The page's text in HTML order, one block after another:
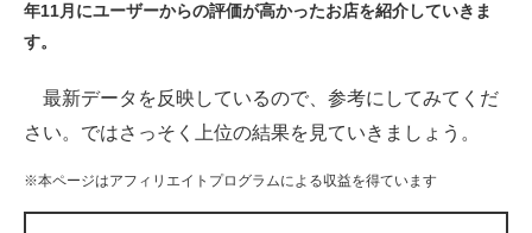
注目記事を集めた総合ページ
スマホと通信の最新トレンド
進化するPCとデバイスの未来
年11月にユーザーからの評価が高かったお店を紹介していきま
す。
最新データを反映しているので、参考にしてみてくだ
さい。ではさっそく上位の結果を見ていきましょう。
※本ページはアフィリエイトプログラムによる収益を得ています